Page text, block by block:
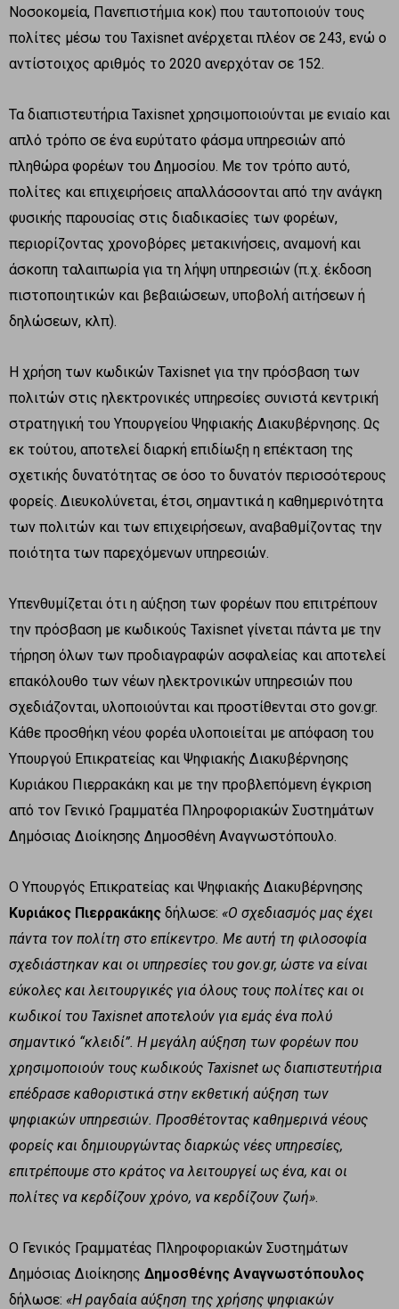
Νοσοκομεία, Πανεπιστήμια κοκ) που ταυτοποιούν τους
πολίτες μέσω του Taxisnet ανέρχεται πλέον σε 243, ενώ ο
αντίστοιχος αριθμός το 2020 ανερχόταν σε 152.
Τα διαπιστευτήρια Taxisnet χρησιμοποιούνται με ενιαίο και
απλό τρόπο σε ένα ευρύτατο φάσμα υπηρεσιών από
πληθώρα φορέων του Δημοσίου. Με τον τρόπο αυτό,
πολίτες και επιχειρήσεις απαλλάσσονται από την ανάγκη
φυσικής παρουσίας στις διαδικασίες των φορέων,
περιορίζοντας χρονοβόρες μετακινήσεις, αναμονή και
άσκοπη ταλαιπωρία για τη λήψη υπηρεσιών (π.χ. έκδοση
πιστοποιητικών και βεβαιώσεων, υποβολή αιτήσεων ή
δηλώσεων, κλπ).
Η χρήση των κωδικών Taxisnet για την πρόσβαση των
πολιτών στις ηλεκτρονικές υπηρεσίες συνιστά κεντρική
στρατηγική του Υπουργείου Ψηφιακής Διακυβέρνησης. Ως
εκ τούτου, αποτελεί διαρκή επιδίωξη η επέκταση της
σχετικής δυνατότητας σε όσο το δυνατόν περισσότερους
φορείς. Διευκολύνεται, έτσι, σημαντικά η καθημερινότητα
των πολιτών και των επιχειρήσεων, αναβαθμίζοντας την
ποιότητα των παρεχόμενων υπηρεσιών.
Υπενθυμίζεται ότι η αύξηση των φορέων που επιτρέπουν
την πρόσβαση με κωδικούς Taxisnet γίνεται πάντα με την
τήρηση όλων των προδιαγραφών ασφαλείας και αποτελεί
επακόλουθο των νέων ηλεκτρονικών υπηρεσιών που
σχεδιάζονται, υλοποιούνται και προστίθενται στο gov.gr.
Κάθε προσθήκη νέου φορέα υλοποιείται με απόφαση του
Υπουργού Επικρατείας και Ψηφιακής Διακυβέρνησης
Κυριάκου Πιερρακάκη και με την προβλεπόμενη έγκριση
από τον Γενικό Γραμματέα Πληροφοριακών Συστημάτων
Δημόσιας Διοίκησης Δημοσθένη Αναγνωστόπουλο.
Ο Υπουργός Επικρατείας και Ψηφιακής Διακυβέρνησης
Κυριάκος Πιερρακάκης δήλωσε: «Ο σχεδιασμός μας έχει
πάντα τον πολίτη στο επίκεντρο. Με αυτή τη φιλοσοφία
σχεδιάστηκαν και οι υπηρεσίες του gov.gr, ώστε να είναι
εύκολες και λειτουργικές για όλους τους πολίτες και οι
κωδικοί του Taxisnet αποτελούν για εμάς ένα πολύ
σημαντικό “κλειδί”. Η μεγάλη αύξηση των φορέων που
χρησιμοποιούν τους κωδικούς Taxisnet ως διαπιστευτήρια
επέδρασε καθοριστικά στην εκθετική αύξηση των
ψηφιακών υπηρεσιών. Προσθέτοντας καθημερινά νέους
φορείς και δημιουργώντας διαρκώς νέες υπηρεσίες,
επιτρέπουμε στο κράτος να λειτουργεί ως ένα, και οι
πολίτες να κερδίζουν χρόνο, να κερδίζουν ζωή».
Ο Γενικός Γραμματέας Πληροφοριακών Συστημάτων
Δημόσιας Διοίκησης Δημοσθένης Αναγνωστόπουλος
δήλωσε: «Η ραγδαία αύξηση της χρήσης ψηφιακών